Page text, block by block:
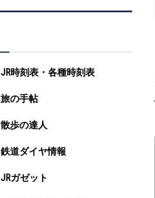
JR時刻表・各種時刻表
旅の手帖
散歩の達人
鉄道ダイヤ情報
JRガゼット